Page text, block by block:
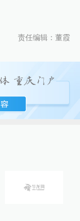
责任编辑：董霞